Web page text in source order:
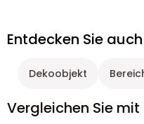
Entdecken Sie auch
Dekoobjekt
Vergleichen Sie